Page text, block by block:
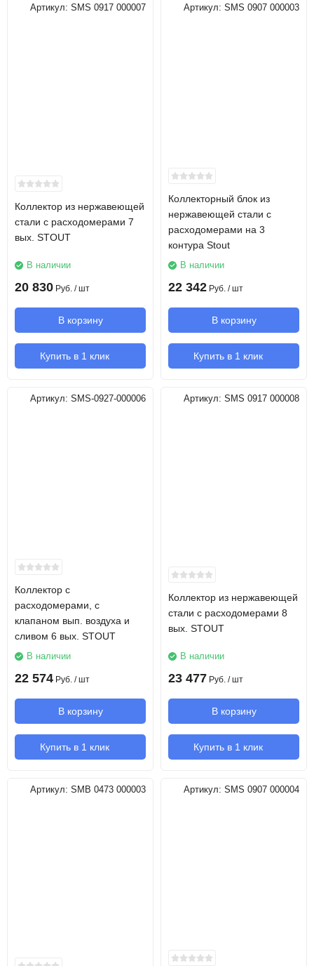
Артикул: SMS 0917 000007
Коллектор из нержавеющей
стали с расходомерами 7
вых. STOUT
В наличии
20 830 Руб. / шт
В корзину
Купить в 1 клик
Артикул: SMS 0907 000003
Коллекторный блок из
нержавеющей стали с
расходомерами на 3
контура Stout
В наличии
22 342 Руб. / шт
В корзину
Купить в 1 клик
Артикул: SMS-0927-000006
Коллектор с
расходомерами, с
клапаном вып. воздуха и
сливом 6 вых. STOUT
В наличии
22 574 Руб. / шт
В корзину
Купить в 1 клик
Артикул: SMS 0917 000008
Коллектор из нержавеющей
стали с расходомерами 8
вых. STOUT
В наличии
23 477 Руб. / шт
В корзину
Купить в 1 клик
Артикул: SMB 0473 000003 Артикул: SMS 0907 000004